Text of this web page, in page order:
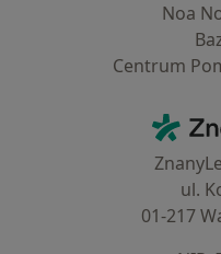
Noa
Centrum
ul.
01-217